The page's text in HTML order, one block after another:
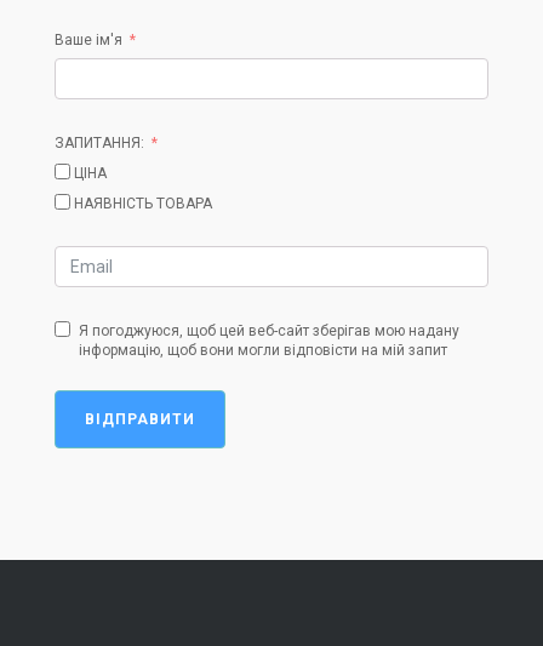
Ваше ім'я
ЗАПИТАННЯ:
ЦІНА
НАЯВНІСТЬ ТОВАРА
Я погоджуюся, щоб цей веб-сайт зберігав мою надану
інформацію, щоб вони могли відповісти на мій запит
ВІДПРАВИТИ